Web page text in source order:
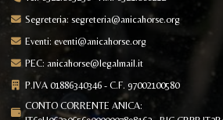
Segreteria: segreteria@anicahorse.org
Eventi: eventi@anicahorse.org
PEC: anicahorse@legalmail.it
P.IVA 01886340346 - C.F. 97002100580
CONTO CORRENTE ANICA: